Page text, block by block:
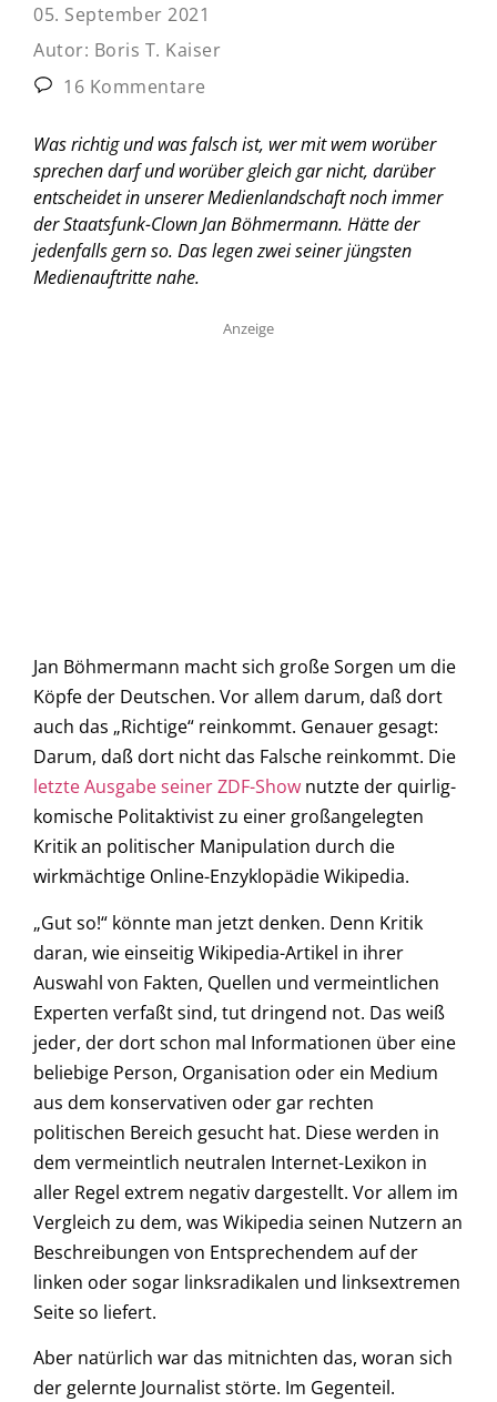
05. September 2021
Autor: Boris T. Kaiser
16 Kommentare
Was richtig und was falsch ist, wer mit wem worüber
sprechen darf und worüber gleich gar nicht, darüber
entscheidet in unserer Medienlandschaft noch immer
der Staatsfunk-Clown Jan Böhmermann. Hätte der
jedenfalls gern so. Das legen zwei seiner jüngsten
Medienauftritte nahe.
Anzeige
Jan Böhmermann macht sich große Sorgen um die
Köpfe der Deutschen. Vor allem darum, daß dort
auch das „Richtige“ reinkommt. Genauer gesagt:
Darum, daß dort nicht das Falsche reinkommt. Die
letzte Ausgabe seiner ZDF-Show nutzte der quirlig-
komische Politaktivist zu einer großangelegten
Kritik an politischer Manipulation durch die
wirkmächtige Online-Enzyklopädie Wikipedia.
„Gut so!“ könnte man jetzt denken. Denn Kritik
daran, wie einseitig Wikipedia-Artikel in ihrer
Auswahl von Fakten, Quellen und vermeintlichen
Experten verfaßt sind, tut dringend not. Das weiß
jeder, der dort schon mal Informationen über eine
beliebige Person, Organisation oder ein Medium
aus dem konservativen oder gar rechten
politischen Bereich gesucht hat. Diese werden in
dem vermeintlich neutralen Internet-Lexikon in
aller Regel extrem negativ dargestellt. Vor allem im
Vergleich zu dem, was Wikipedia seinen Nutzern an
Beschreibungen von Entsprechendem auf der
linken oder sogar linksradikalen und linksextremen
Seite so liefert.
Aber natürlich war das mitnichten das, woran sich
der gelernte Journalist störte. Im Gegenteil.